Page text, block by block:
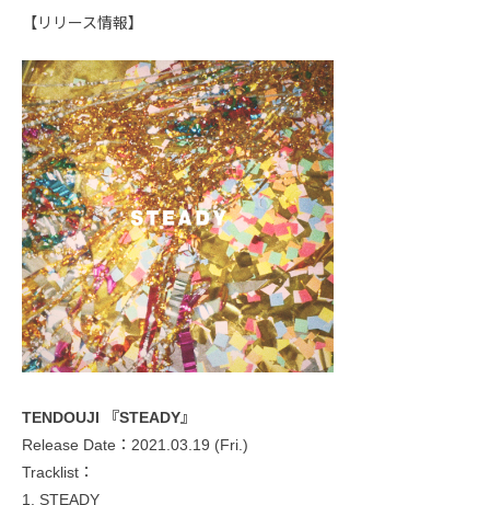
【リリース情報】
TENDOUJI 『STEADY』
Release Date：2021.03.19 (Fri.)
Tracklist：
1. STEADY